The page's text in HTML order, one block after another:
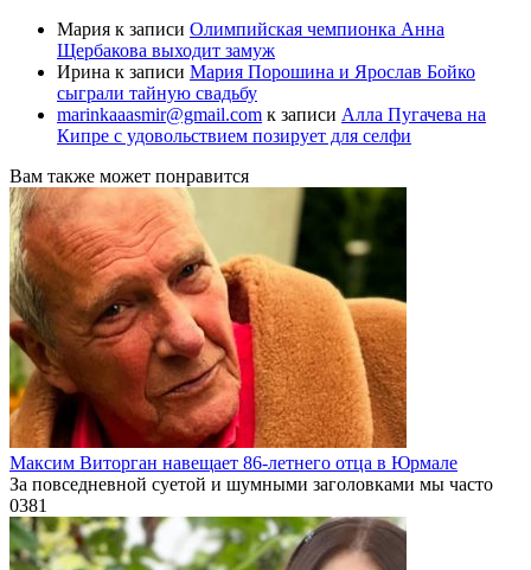
Мария к записи Олимпийская чемпионка Анна
Щербакова выходит замуж
Ирина к записи Мария Порошина и Ярослав Бойко
сыграли тайную свадьбу
marinkaaasmir@gmail.com к записи Алла Пугачева на
Кипре с удовольствием позирует для селфи
Вам также может понравится
Максим Виторган навещает 86-летнего отца в Юрмале
За повседневной суетой и шумными заголовками мы часто
0381